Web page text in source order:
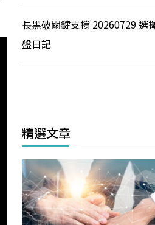
長黑破關鍵支撐 20260729 選
盤日記
精選文章